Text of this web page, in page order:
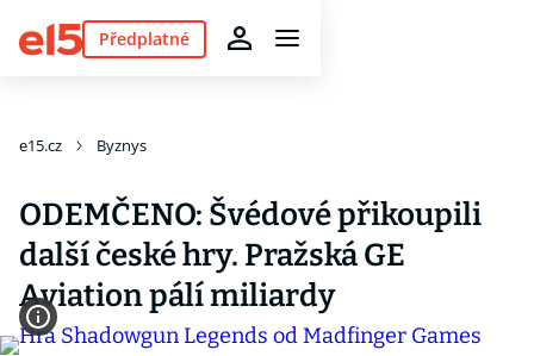
Předplatné
e15.cz Byznys
ODEMČENO: Švédové přikoupili
další české hry. Pražská GE
Aviation pálí miliardy